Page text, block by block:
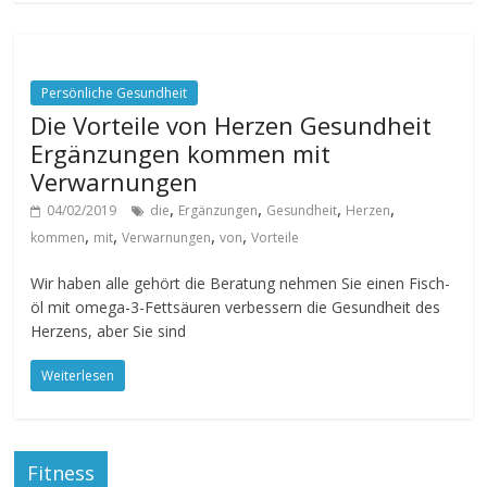
Persönliche Gesundheit
Die Vorteile von Herzen Gesundheit
Ergänzungen kommen mit
Verwarnungen
04/02/2019 die, Ergänzungen, Gesundheit, Herzen,
kommen, mit,Verwarnungen,von,Vorteile
Wir haben alle gehört die Beratung nehmen Sie einen Fisch-
öl mit omega-3-Fettsäuren verbessern die Gesundheit des
Herzens, aber Sie sind
Weiterlesen
Fitness